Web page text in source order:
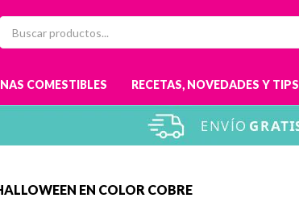
COMESTIBLES RECETAS, NOVEDADES Y TIPS
EN COLOR COBRE